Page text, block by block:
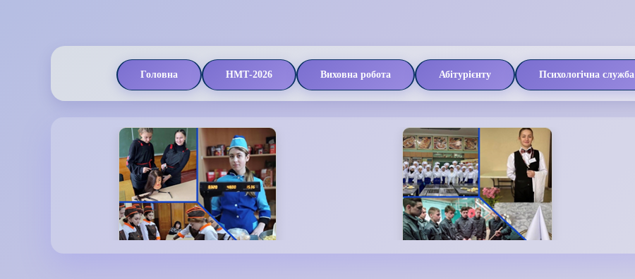
Головна НМТ-2026 Виховна робота Абітурієнту Психологічна служба